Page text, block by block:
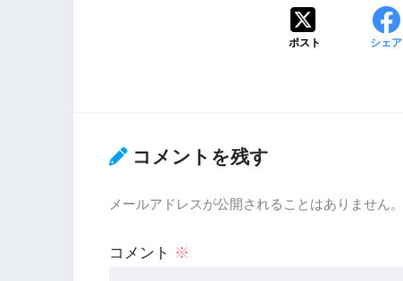
ポスト シェア
コメントを残す
メールアドレスが公開されることはありません。
コメント ※